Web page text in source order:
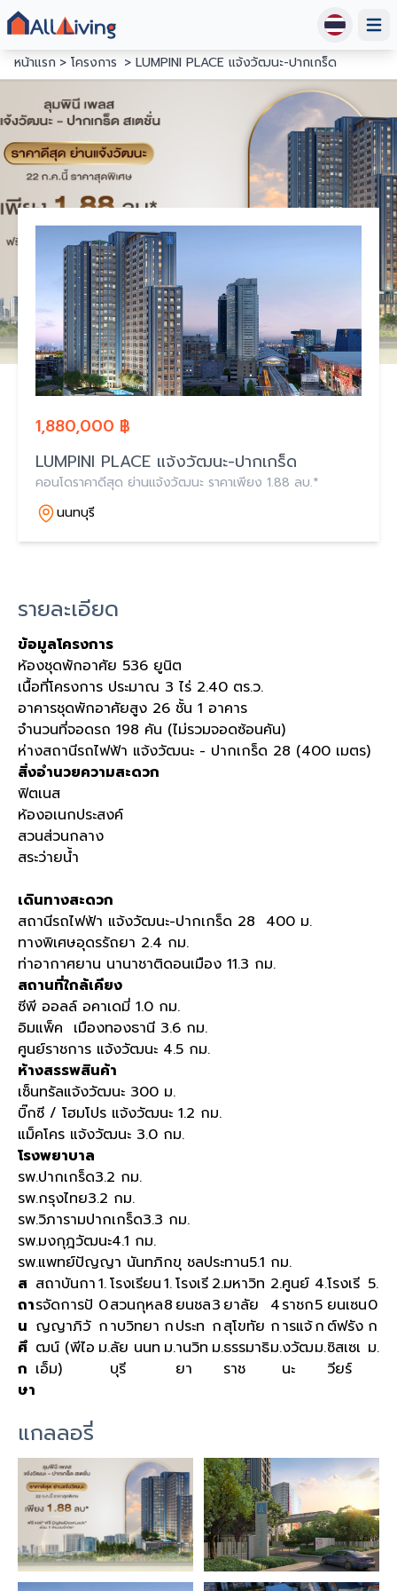
หน้าแรก
โครงการ LUMPINI PLACE แจ้งวัฒนะ-ปากเกร็ด
1,880,000 ฿
LUMPINI PLACE แจ้งวัฒนะ-ปากเกร็ด
คอนโดราคาดีสุด ย่านแจ้งวัฒนะ ราคาเพียง 1.88 ลบ.*
นนทบุรี
รายละเอียด
ข้อมูลโครงการ
ห้องชุดพักอาศัย 536 ยูนิต
เนื้อที่โครงการ ประมาณ 3 ไร่ 2.40 ตร.ว.
อาคารชุดพักอาศัยสูง 26 ชั้น 1 อาคาร
จำนวนที่จอดรถ 198 คัน (ไม่รวมจอดซ้อนคัน)
ห่างสถานีรถไฟฟ้า แจ้งวัฒนะ - ปากเกร็ด 28 (400 เมตร)
สิ่งอำนวยความสะดวก
ฟิตเนส
ห้องอเนกประสงค์
สวนส่วนกลาง
สระว่ายน้ำ
เดินทางสะดวก
สถานีรถไฟฟ้า แจ้งวัฒนะ-ปากเกร็ด 28 400 ม.
ทางพิเศษอุดรรัถยา 2.4 กม.
ท่าอากาศยาน นานาชาติดอนเมือง 11.3 กม.
สถานที่ใกล้เคียง
ซีพี ออลล์ อคาเดมี่ 1.0 กม.
อิมแพ็ค เมืองทองธานี 3.6 กม.
ศูนย์ราชการ แจ้งวัฒนะ 4.5 กม.
ห้างสรรพสินค้า
เซ็นทรัลแจ้งวัฒนะ 300 ม.
บิ๊กซี / โฮมโปร แจ้งวัฒนะ 1.2 กม.
แม็คโคร แจ้งวัฒนะ 3.0 กม.
โรงพยาบาล
รพ.ปากเกร็ด3.2 กม.
รพ.กรุงไทย3.2 กม.
รพ.วิภารามปากเกร็ด3.3 กม.
รพ.มงกุฎวัฒนะ4.1 กม.
รพ.แพทย์ปัญญา นันทภิกขุ ชลประทาน5.1 กม.
ส
ถา
น
ศึ
ก
ษา
สถาบันกา
รจัดการปั
ญญาภิวั
ฒน์ (พีไอ
เอ็ม)
1.
0
ก
ม.
โรงเรียน
สวนกุหล
าบวิทยา
ลัย นนท
บุรี
1.
8
ก
ม.
โรงเรี
ยนชล
ประท
านวิท
ยา
2.
3
ก
ม.
มหาวิท
ยาลัย
สุโขทัย
ธรรมาธิ
ราช
2.
4
ก
ม.
ศูนย์
ราชก
ารแจ้
งวัฒ
นะ
4.
5
ก
ม.
โรงเรี
ยนเซน
ต์ฟรัง
ซิสเซเ
วียร์
5.
0
ก
ม.
แกลลอรี่